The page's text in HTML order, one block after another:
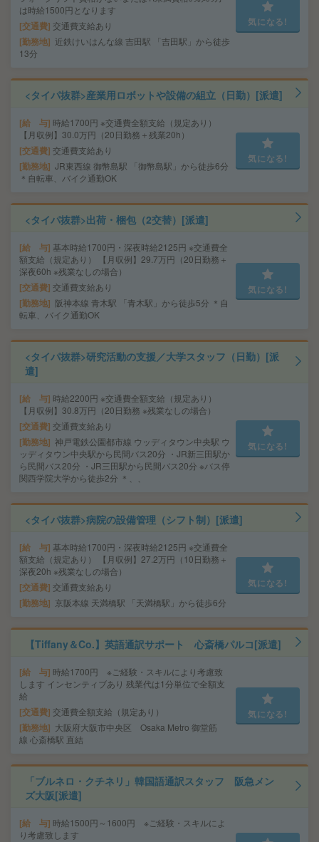
は時給1500円となります
交通費 交通費支給あり
勤務地
近鉄けいはんな線 吉田駅 「吉田駅」から徒歩
13分
気になる!
<タイパ抜群>産業用ロボットや設備の組立（日勤）[派遣]
給 与 時給1700円 ※交通費全額支給（規定あり）
【月収例】30.0万円（20日勤務＋残業20h）
交通費 交通費支給あり
勤務地 JR東西線 御幣島駅 「御幣島駅」から徒歩6分
＊自転車、バイク通勤OK
気になる!
<タイパ抜群>出荷・梱包（2交替）[派遣]
給 与 基本時給1700円・深夜時給2125円 ※交通費全
額支給（規定あり） 【月収例】29.7万円（20日勤務＋
深夜60h ※残業なしの場合）
交通費 交通費支給あり
勤務地
阪神本線 青木駅 「青木駅」から徒歩5分 ＊自
転車、バイク通勤OK
気になる!
<タイパ抜群>研究活動の支援／大学スタッフ（日勤）[派
遣]
給 与 時給2200円 ※交通費全額支給（規定あり）
【月収例】30.8万円（20日勤務 ※残業なしの場合）
交通費 交通費支給あり
勤務地 神戸電鉄公園都市線 ウッディタウン中央駅 ウ
ッディタウン中央駅から民間バス20分 ・JR新三田駅か
ら民間バス20分 ・JR三田駅から民間バス20分 ※バス停
関西学院大学から徒歩2分 ＊、、
気になる!
<タイパ抜群>病院の設備管理（シフト制）[派遣]
給 与 基本時給1700円・深夜時給2125円 ※交通費全
額支給（規定あり） 【月収例】27.2万円（10日勤務＋
深夜20h ※残業なしの場合）
交通費 交通費支給あり
勤務地 京阪本線 天満橋駅 「天満橋駅」から徒歩6分
気になる!
【Tiffany＆Co.】英語通訳サポート 心斎橋パルコ[派遣]
給 与 時給1700円 ※ご経験・スキルにより考慮致
します インセンティブあり 残業代は1分単位で全額支
給
交通費 交通費全額支給（規定あり）
勤務地
大阪府大阪市中央区 Osaka Metro 御堂筋
線 心斎橋駅 直結
気になる!
「ブルネロ・クチネリ」韓国語通訳スタッフ 阪急メン
ズ大阪[派遣]
給 与 時給1500円～1600円 ※ご経験・スキルによ
り考慮致します